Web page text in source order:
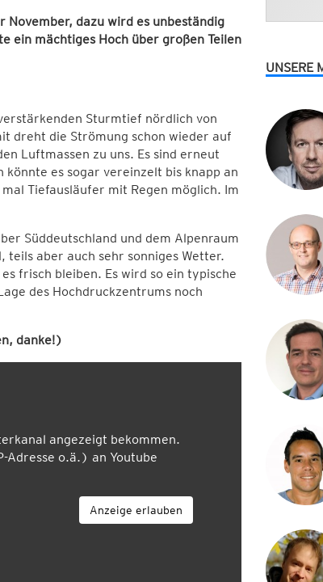
dazu wird es unbeständig
ein mächtiges Hoch über großen Teilen
Sturmtief nördlich von
dreht die Strömung schon wieder auf
Luftmassen zu uns. Es sind erneut
es sogar vereinzelt bis knapp an
Tiefausläufer mit Regen möglich. Im
Süddeutschland und dem Alpenraum
aber auch sehr sonniges Wetter.
frisch bleiben. Es wird so ein typische
des Hochdruckzentrums noch
danke!)
angezeigt bekommen.
Adresse o.ä.) an Youtube
Anzeige erlauben
UNSERE